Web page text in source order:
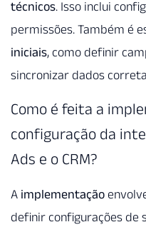
técnicos. Isso inclui
permissões. Também é
iniciais, como definir
sincronizar dados
Como é feita a
configuração da
Ads e o CRM?
A implementação
definir configurações de